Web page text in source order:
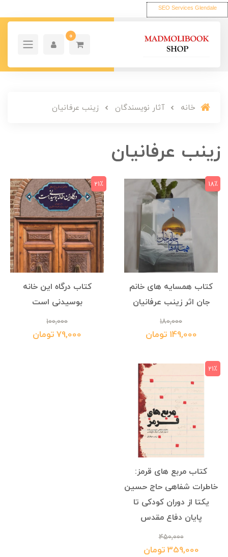
SEO Services Glendale
0
خانه آثار نویسندگان زینب عرفانیان
زینب عرفانیان
کتاب همسایه‌ های خانم
جان اثر زینب عرفانیان
180,000
149,000 تومان
18٪
کتاب درگاه این خانه
بوسیدنی است
100,000
79,000 تومان
21٪
کتاب مربع های قرمز:
خاطرات شفاهی حاج حسین
یکتا از دوران کودکی تا
پایان دفاع مقدس
450,000
359,000 تومان
21٪